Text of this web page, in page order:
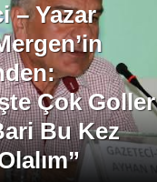
– Yazar
Çok Goller
Bu Kez